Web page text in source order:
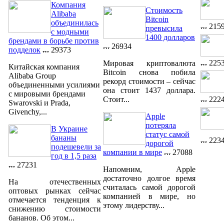
Компания
Alibaba
объединилась
с модными
брендами в борьбе против
подделок
29373
Китайская компания
Alibaba Group
объединенными усилиями
с мировыми брендами
Swarovski и Prada,
Givenchy,...
В Украине
бананы
подешевели за
год в 1,5 раза
27231
На отечественных
оптовых рынках сейчас
отмечается тенденция к
снижению стоимости
бананов. Об этом...
Стоимость
Bitcoin
превысила
1400 долларов
26934
Мировая криптовалюта
Bitcoin снова побила
рекорд стоимости – сейчас
она стоит 1437 доллара.
Стоит...
Apple
потеряла
статус самой
дорогой
компании в мире
27088
Напомним, Apple
достаточно долгое время
считалась самой дорогой
компанией в мире, но
этому лидерству...